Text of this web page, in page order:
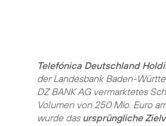
Telefónica Deutschland
der Landesbank Baden-
DZ BANK AG vermarktetes
Volumen von 250 Mio. Euro
wurde das ursprüngliche